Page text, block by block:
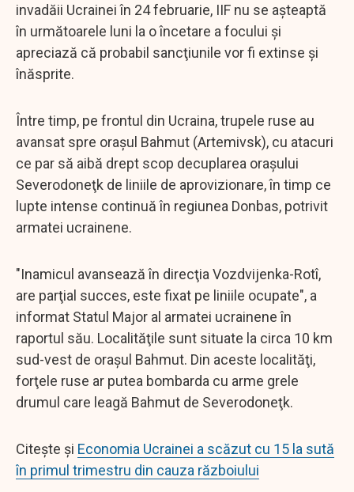
invadăii Ucrainei în 24 februarie, IIF nu se aşteaptă
în următoarele luni la o încetare a focului şi
apreciază că probabil sancţiunile vor fi extinse şi
înăsprite.
Între timp, pe frontul din Ucraina, trupele ruse au
avansat spre oraşul Bahmut (Artemivsk), cu atacuri
ce par să aibă drept scop decuplarea oraşului
Severodoneţk de liniile de aprovizionare, în timp ce
lupte intense continuă în regiunea Donbas, potrivit
armatei ucrainene.
"Inamicul avansează în direcţia Vozdvijenka-Rotî,
are parţial succes, este fixat pe liniile ocupate", a
informat Statul Major al armatei ucrainene în
raportul său. Localităţile sunt situate la circa 10 km
sud-vest de oraşul Bahmut. Din aceste localităţi,
forţele ruse ar putea bombarda cu arme grele
drumul care leagă Bahmut de Severodoneţk.
Citește și Economia Ucrainei a scăzut cu 15 la sută
în primul trimestru din cauza războiului